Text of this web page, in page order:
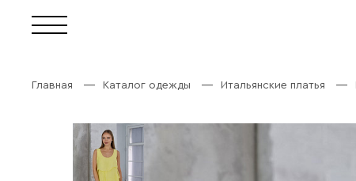
Главная Каталог одежды Итальянские платья